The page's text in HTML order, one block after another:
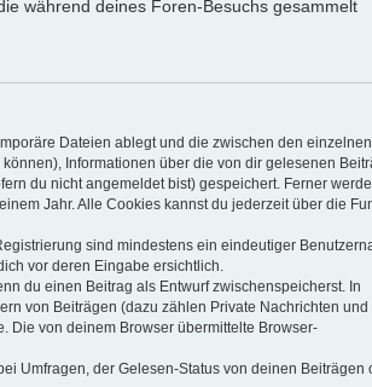
während deines Foren-Besuchs gesammelt
Dateien ablegt und die zwischen den einzelnen
Informationen über die von dir gelesenen
du nicht angemeldet bist) gespeichert. Ferner
Jahr. Alle Cookies kannst du jederzeit über die
sind mindestens ein eindeutiger
vor deren Eingabe ersichtlich.
du einen Beitrag als Entwurf zwischenspeicherst. In
von Beiträgen (dazu zählen Private Nachrichten und
Die von deinem Browser übermittelte Browser-
Umfragen, der Gelesen-Status von deinen Beiträgen